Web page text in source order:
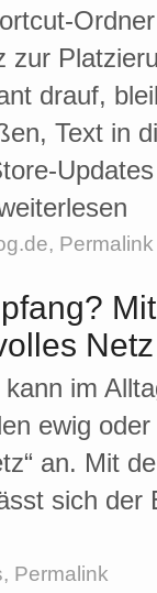
zur
drauf,
Text in
, Permalink
Netz
im
ewig
an. Mit
sich der
, Permalink